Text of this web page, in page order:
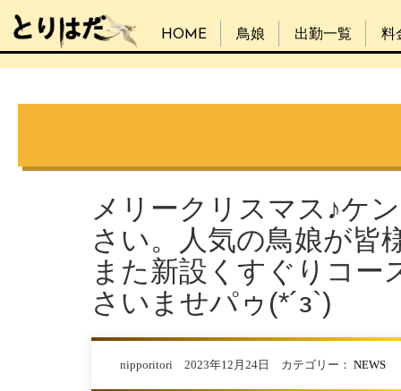
HOME 鳥娘 出勤一覧 料
メリークリスマス♪ケ
さい。人気の鳥娘が皆
また新設くすぐりコー
さいませパゥ(*´з`)
nipporitori 2023年12月24日 カテゴリー： NEWS